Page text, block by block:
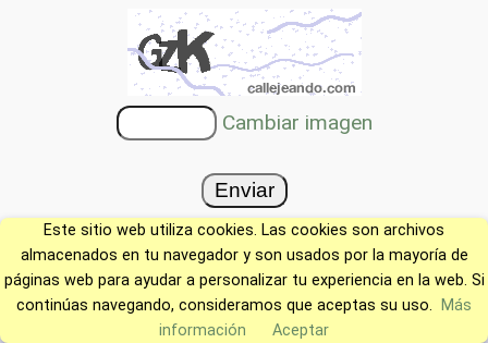
Cambiar imagen
Este sitio web utiliza cookies. Las cookies son archivos
almacenados en tu navegador y son usados por la mayoría de
páginas web para ayudar a personalizar tu experiencia en la web. Si
continúas navegando, consideramos que aceptas su uso.
Más
información
Aceptar